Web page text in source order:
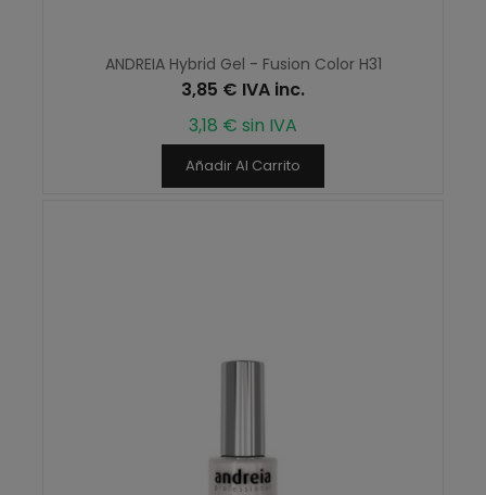
ANDREIA Hybrid Gel - Fusion Color H31
3,85 € IVA inc.
3,18 € sin IVA
Añadir Al Carrito